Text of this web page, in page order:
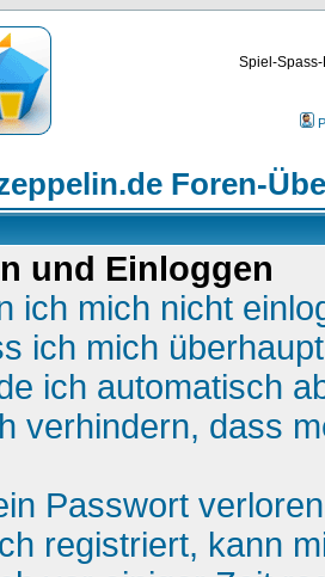
Spiel-
Foren-
und Einloggen
ich mich nicht
ich mich
ich automatisch
verhindern, dass
Passwort
registriert, kann